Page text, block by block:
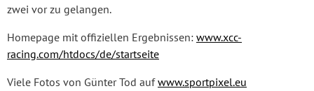
zwei vor zu gelangen.
Homepage mit offiziellen Ergebnissen: www.xcc-
racing.com/htdocs/de/startseite
Viele Fotos von Günter Tod aufwww.sportpixel.eu